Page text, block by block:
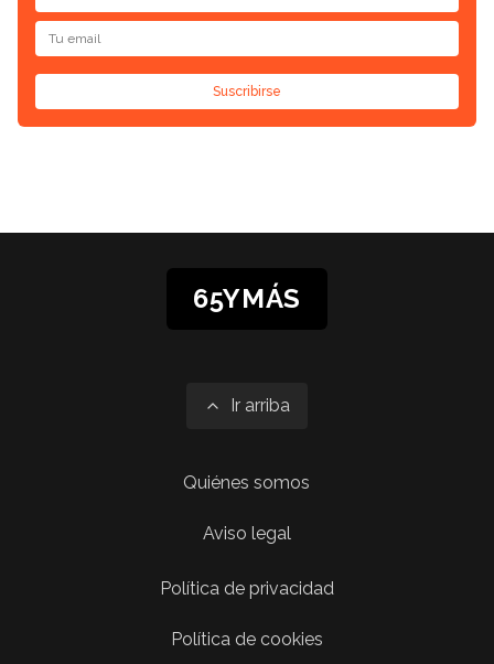
Suscribirse
65YMÁS
Ir arriba
Quiénes somos
Aviso legal
Política de privacidad
Política de cookies